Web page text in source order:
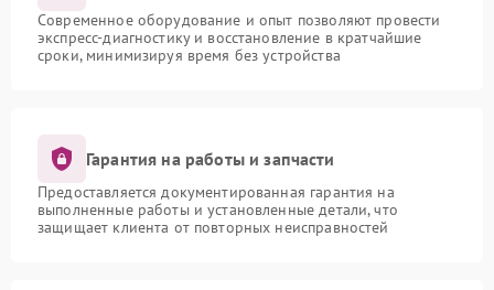
Современное оборудование и опыт позволяют провести
экспресс-диагностику и восстановление в кратчайшие
сроки, минимизируя время без устройства
Гарантия на работы и запчасти
Предоставляется документированная гарантия на
выполненные работы и установленные детали, что
защищает клиента от повторных неисправностей